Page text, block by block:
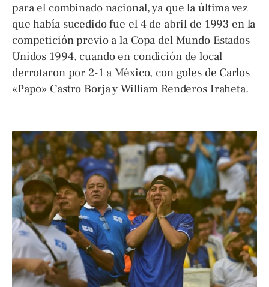
para el combinado nacional, ya que la última vez
que había sucedido fue el 4 de abril de 1993 en la
competición previo a la Copa del Mundo Estados
Unidos 1994, cuando en condición de local
derrotaron por 2-1 a México, con goles de Carlos
«Papo» Castro Borja y William Renderos Iraheta.